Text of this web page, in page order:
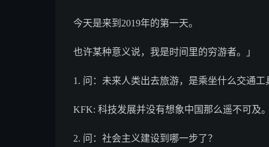
今天是来到2019年的第一天。
也许某种意义说，我是时间里的穷游者。」
1. 问：未来人类出去旅游，是乘坐什么交通工
KFK: 科技发展并没有想象中国那么遥不可及
2. 问：社会主义建设到哪一步了？